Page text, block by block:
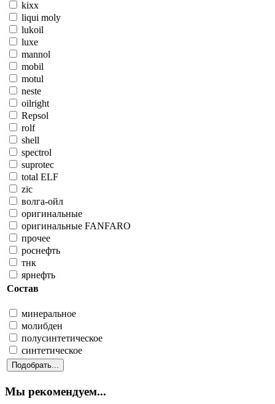
kixx
liqui moly
lukoil
luxe
mannol
mobil
motul
neste
oilright
Repsol
rolf
shell
spectrol
suprotec
total ELF
zic
волга-ойл
оригинальные
оригинальные FANFARO
прочее
роснефть
тнк
ярнефть
Состав
минеральное
молибден
полусинтетическое
синтетическое
Мы рекомендуем...